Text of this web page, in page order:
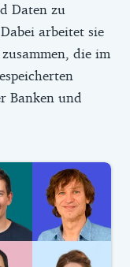
Daten zu
arbeitet sie
die im
Banken und